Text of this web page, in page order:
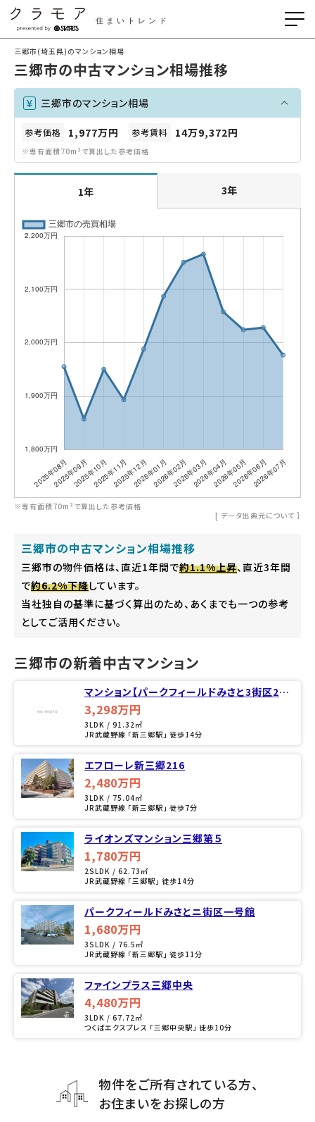
住まいトレンド
三郷市(埼玉県)のマンション相場
三郷市の中古マンション相場推移
三郷市のマンション相場
参考価格 1,977万円 参考賃料 14万9,372円
※専有面積70m²で算出した参考価格
1年 3年
※専有面積70m²で算出した参考価格
[ データ出典元について ］
三郷市の中古マンション相場推移
三郷市の物件価格は、直近1年間で約1.1%上昇、直近3年間
で約6.2%下降しています。
当社独自の基準に基づく算出のため、あくまでも一つの参考
としてご活用ください。
三郷市の新着中古マンション
マンション【パークフィールドみさと3街区2号
館】
3,298万円
3LDK / 91.32㎡
JR武蔵野線 「新三郷駅」 徒歩14分
エフローレ新三郷216
2,480万円
3LDK / 75.04㎡
JR武蔵野線 「新三郷駅」 徒歩7分
ライオンズマンション三郷第５
1,780万円
2SLDK / 62.73㎡
JR武蔵野線 「三郷駅」 徒歩14分
パークフィールドみさとニ街区一号館
1,680万円
3SLDK / 76.5㎡
JR武蔵野線 「新三郷駅」 徒歩11分
ファインプラス三郷中央
4,480万円
3LDK / 67.72㎡
つくばエクスプレス 「三郷中央駅」 徒歩10分
物件をご所有されている方、
お住まいをお探しの方